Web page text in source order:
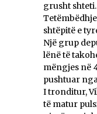
grusht
shtëpitë e
Një grup
lënë të
mëngjes në
pushtuar
I tronditur,
të matur